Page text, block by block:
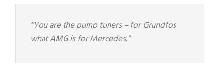
“You are the pump tuners – for Grundfos
what AMG is for Mercedes.”